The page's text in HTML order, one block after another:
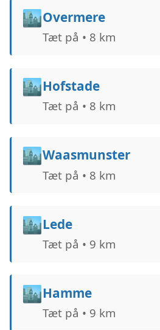
🏙️Overmere
Tæt på • 8 km
🏙️Hofstade
Tæt på • 8 km
🏙️Waasmunster
Tæt på • 8 km
🏙️Lede
Tæt på • 9 km
🏙️Hamme
Tæt på • 9 km